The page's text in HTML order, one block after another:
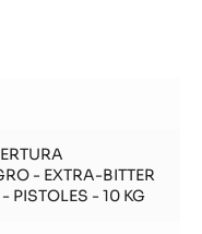
- EXTRA-BITTER
PISTOLES - 10 KG